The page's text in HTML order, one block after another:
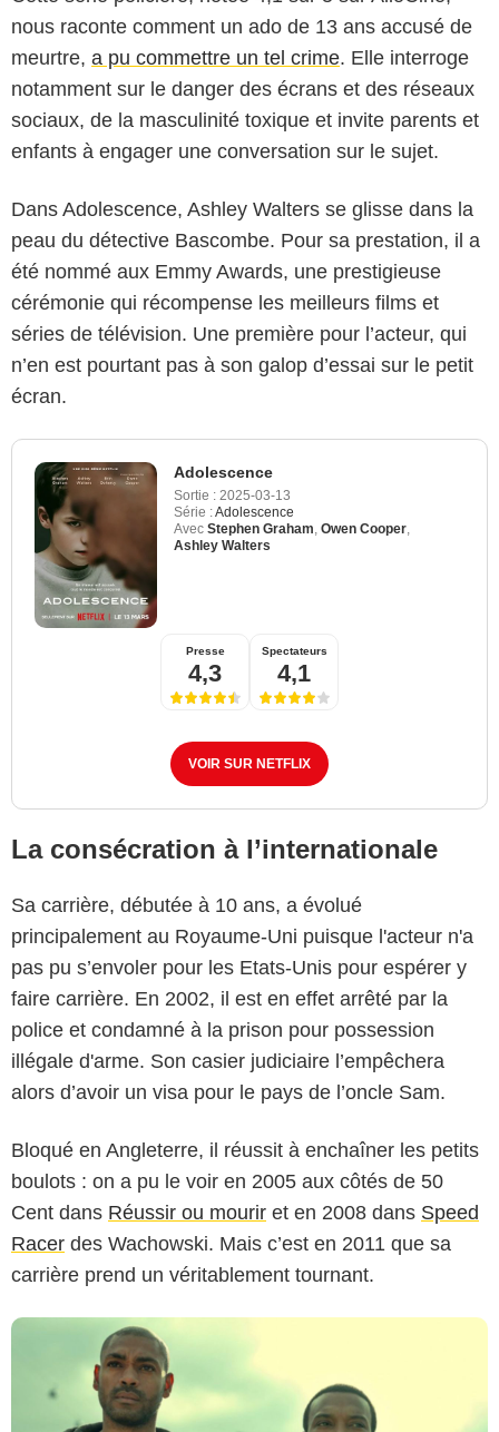
nous raconte comment un ado de 13 ans accusé de
meurtre, a pu commettre un tel crime. Elle interroge
notamment sur le danger des écrans et des réseaux
sociaux, de la masculinité toxique et invite parents et
enfants à engager une conversation sur le sujet.
Dans Adolescence, Ashley Walters se glisse dans la
peau du détective Bascombe. Pour sa prestation, il a
été nommé aux Emmy Awards, une prestigieuse
cérémonie qui récompense les meilleurs films et
séries de télévision. Une première pour l’acteur, qui
n’en est pourtant pas à son galop d’essai sur le petit
écran.
Adolescence
Sortie : 2025-03-13
Série :Adolescence
Avec Stephen Graham Owen Cooper
Ashley Walters
Presse
4,3
Spectateurs
4,1
VOIR SUR NETFLIX
La consécration à l’internationale
Sa carrière, débutée à 10 ans, a évolué
principalement au Royaume-Uni puisque l'acteur n'a
pas pu s’envoler pour les Etats-Unis pour espérer y
faire carrière. En 2002, il est en effet arrêté par la
police et condamné à la prison pour possession
illégale d'arme. Son casier judiciaire l’empêchera
alors d’avoir un visa pour le pays de l’oncle Sam.
Bloqué en Angleterre, il réussit à enchaîner les petits
boulots : on a pu le voir en 2005 aux côtés de 50
Cent dans Réussir ou mourir et en 2008 dans Speed
Racer des Wachowski. Mais c’est en 2011 que sa
carrière prend un véritablement tournant.
netflix